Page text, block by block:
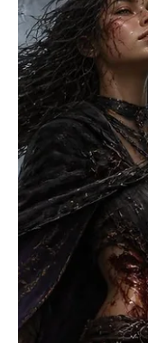
War wohl damals
das zu kapieren.
Channeling
allerdings
das selbst ich es
die
quasi. Was sich
hat, möchte ich
länger
kurz
ist die Weitergabe